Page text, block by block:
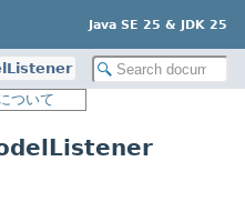
Java SE 25 & JDK 25
ついて